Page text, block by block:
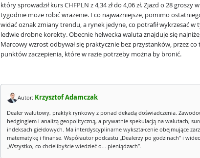
który sprowadził kurs CHFPLN z 4,34 zł do 4,06 zł. Zjazd o 28 groszy
tygodnie może robić wrażenie. I co najważniejsze, pomimo
widać oznak zmiany trendu, a rynek jedyne, co potrafił wykrzesać w
ledwie drobne korekty. Obecnie helwecka waluta znajduje się
Marcowy wzrost odbywał się praktycznie bez przystanków, przez co
punktów zaczepienia, które w razie potrzeby można by bronić.
Autor: Krzysztof Adamczak
Dealer walutowy, praktyk rynkowy z ponad dekadą doświadczenia.
hedgingiem i analizą geopolityczną, a prywatnie spekulacją na walutach,
indeksach giełdowych. Ma interdyscyplinarne wykształcenie obejmujące
matematykę i finanse. Współautor podcastu „Dealerzy po godzinach" i
„Wszystko, co chcielibyście wiedzieć o... pieniądzach”.